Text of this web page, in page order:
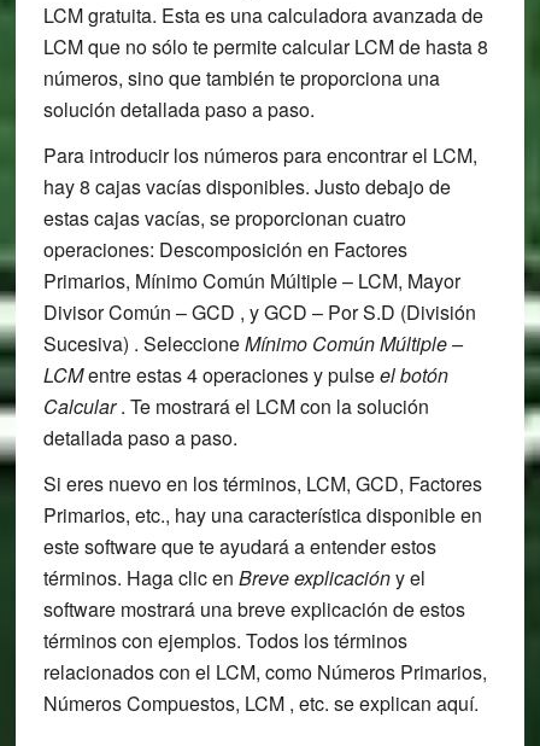
LCM gratuita. Esta es una calculadora avanzada de
LCM que no sólo te permite calcular LCM de hasta 8
números, sino que también te proporciona una
solución detallada paso a paso.
Para introducir los números para encontrar el LCM,
hay 8 cajas vacías disponibles. Justo debajo de
estas cajas vacías, se proporcionan cuatro
operaciones: Descomposición en Factores
Primarios, Mínimo Común Múltiple – LCM, Mayor
Divisor Común – GCD , y GCD – Por S.D (División
Sucesiva) . SeleccioneMínimo Común Múltiple –
LCMentre estas 4 operaciones y pulseel botón
Calcular. Te mostrará el LCM con la solución
detallada paso a paso.
Si eres nuevo en los términos, LCM, GCD, Factores
Primarios, etc., hay una característica disponible en
este software que te ayudará a entender estos
términos. Haga clic en Breve explicacióny el
software mostrará una breve explicación de estos
términos con ejemplos. Todos los términos
relacionados con el LCM, como Números Primarios,
Números Compuestos, LCM , etc. se explican aquí.